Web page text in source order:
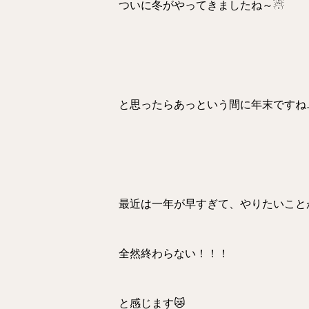
ついに冬がやってきましたね～☃
と思ったらあっという間に年末です
最近は一年が早すぎて、やりたいこと
全然終わらない！！！
と感じます😿